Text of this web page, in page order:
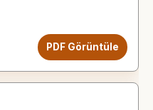
PDF Görüntüle